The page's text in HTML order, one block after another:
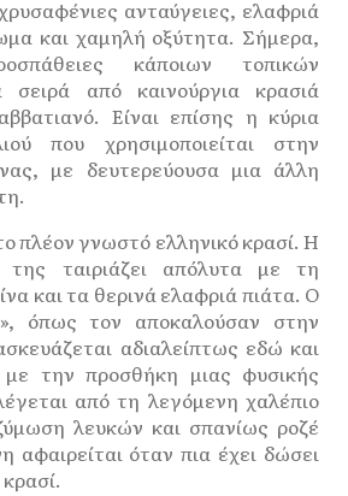
ανταύγειες, ελαφριά
και χαμηλή οξύτητα. Σήμερα,
κάποιων τοπικών
από καινούργια κρασιά
Είναι επίσης η κύρια
που χρησιμοποιείται στην
με δευτερεύουσα μια άλλη
πλέον γνωστό ελληνικό κρασί. Η
της ταιριάζει απόλυτα με τη
και τα θερινά ελαφριά πιάτα. Ο
όπως τον αποκαλούσαν στην
αδιαλείπτως εδώ και
με την προσθήκη μιας φυσικής
από τη λεγόμενη χαλέπιο
λευκών και σπανίως ροζέ
αφαιρείται όταν πια έχει δώσει